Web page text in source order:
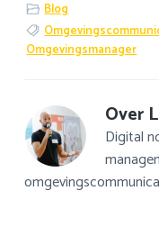
Blog
Omgevingsmanager
Over
Digital